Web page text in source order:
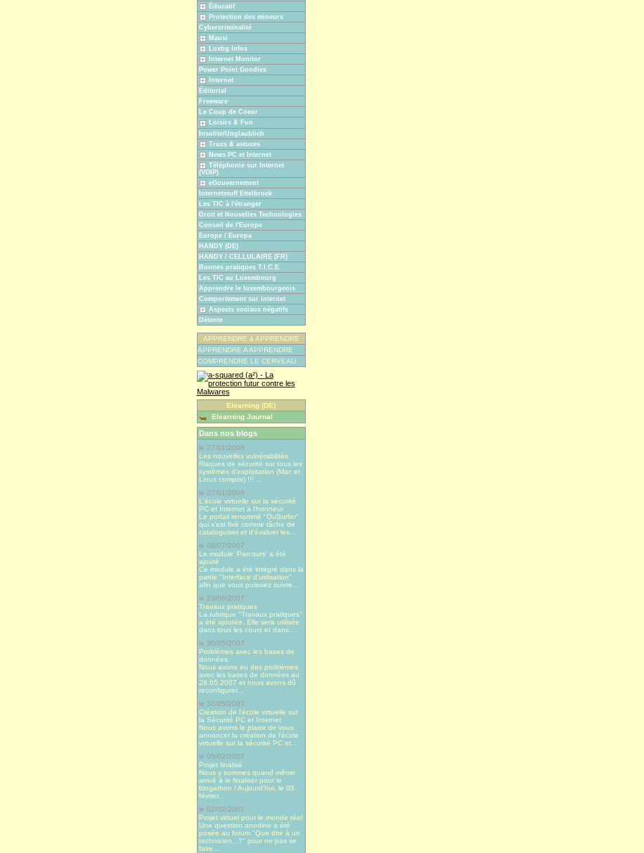
Éducatif
Protection des mineurs
Cybercriminalité
Mausi
Luxbg Infos
Internet Monitor
Power Point Goodies
Internet
Éditorial
Freeware
Le Coup de Coeur
Loisirs & Fun
Insolite/Unglaublich
Trucs & astuces
News PC et Internet
Téléphonie sur Internet
(VOIP)
eGouvernement
Internetstuff Ettelbruck
Les TIC à l'étranger
Droit et Nouvelles Technologies
Conseil de l'Europe
Europe / Europa
HANDY (DE)
HANDY / CELLULAIRE (FR)
Bonnes pratiques T.I.C.E.
Les TIC au Luxembourg
Apprendre le luxembourgeois
Comportement sur internet
Aspects sociaux négatifs
Détente
APPRENDRE à APPRENDRE
APPRENDRE A APPRENDRE
COMPRENDRE LE CERVEAU
Elearning (DE)
Elearning Journal
Dans nos blogs
le 27/01/2008
Les nouvelles vulnérabilités
Risques de sécurité sur tous les
systèmes d'exploitation (Mac et
Linux compris) !!! ...
le 27/01/2008
L'école virtuelle sur la sécurité
PC et Internet à l'honneur
Le portail renommé "OuSurfer"
qui s'est fixé comme tâche de
cataloguiser et d'évaluer les...
le 08/07/2007
Le module 'Parcours' a été
ajouté
Ce module a été intégré dans la
partie "Interface d'utilisation"
afin que vous puissiez suivre...
le 23/06/2007
Travaux pratiques
La rubrique "Travaux pratiques"
a été ajoutée. Elle sera utilisée
dans tous les cours et dans...
le 30/05/2007
Problèmes avec les bases de
données
Nous avons eu des problèmes
avec les bases de données au
28.05.2007 et nous avons dû
reconfigurer...
le 30/05/2007
Création de l'école virtuelle sur
la Sécurité PC et Internet
Nous avons le plaisir de vous
annoncer la création de l'école
virtuelle sur la sécurité PC et...
le 05/02/2007
Projet finalisé
Nous y sommes quand même
arrivé à le finaliser pour le
blogathon ! Aujourd’hui, le 05
février...
le 02/02/2007
Projet virtuel pour le monde réel
Une question anodine a été
posée au forum "Que dire à un
technicien...?" pour ne pas se
faire...